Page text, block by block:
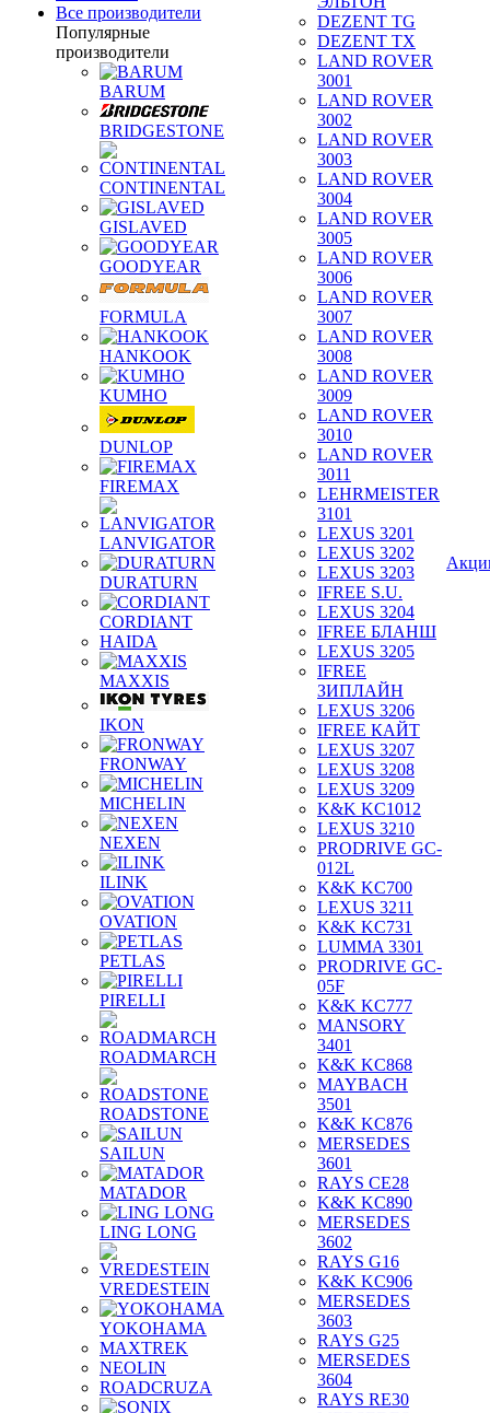
Все производители
Популярные
производители
BARUM
BRIDGESTONE
CONTINENTAL
GISLAVED
GOODYEAR
FORMULA
HANKOOK
KUMHO
DUNLOP
FIREMAX
LANVIGATOR
DURATURN
CORDIANT
HAIDA
MAXXIS
IKON
FRONWAY
MICHELIN
NEXEN
ILINK
OVATION
PETLAS
PIRELLI
ROADMARCH
ROADSTONE
SAILUN
MATADOR
LING LONG
VREDESTEIN
YOKOHAMA
MAXTREK
NEOLIN
ROADCRUZA
DEZENT TG
DEZENT TX
LAND ROVER
3001
LAND ROVER
3002
LAND ROVER
3003
LAND ROVER
3004
LAND ROVER
3005
LAND ROVER
3006
LAND ROVER
3007
LAND ROVER
3008
LAND ROVER
3009
LAND ROVER
3010
LAND ROVER
3011
LEHRMEISTER
3101
LEXUS 3201
LEXUS 3202
LEXUS 3203
IFREE S.U.
LEXUS 3204
IFREE БЛАНШ
LEXUS 3205
IFREE
ЗИПЛАЙН
LEXUS 3206
IFREE КАЙТ
LEXUS 3207
LEXUS 3208
LEXUS 3209
K&K KC1012
LEXUS 3210
PRODRIVE GC-
012L
K&K KC700
LEXUS 3211
K&K KC731
LUMMA 3301
PRODRIVE GC-
05F
K&K KC777
MANSORY
3401
K&K KC868
MAYBACH
3501
K&K KC876
MERSEDES
3601
RAYS CE28
K&K KC890
MERSEDES
3602
RAYS G16
K&K KC906
MERSEDES
3603
RAYS G25
MERSEDES
3604
RAYS RE30